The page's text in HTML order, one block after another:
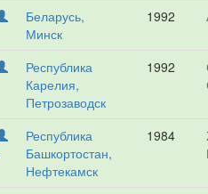
Беларусь,
Минск
1992
Республика
Карелия,
Петрозаводск
1992
Республика
Башкортостан,
Нефтекамск
1984